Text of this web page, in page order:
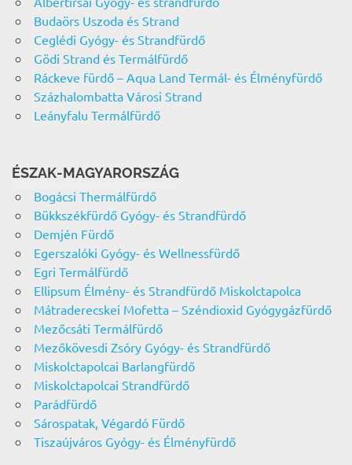
Budaörs Uszoda és Strand
Ceglédi Gyógy- és Strandfürdő
Gödi Strand és Termálfürdő
Ráckeve fürdő – Aqua Land Termál- és Élményfürdő
Százhalombatta Városi Strand
Leányfalu Termálfürdő
ÉSZAK-MAGYARORSZÁG
Bogácsi Thermálfürdő
Bükkszékfürdő Gyógy- és Strandfürdő
Demjén Fürdő
Egerszalóki Gyógy- és Wellnessfürdő
Egri Termálfürdő
Ellipsum Élmény- és Strandfürdő Miskolctapolca
Mátraderecskei Mofetta – Széndioxid Gyógygázfürdő
Mezőcsáti Termálfürdő
Mezőkövesdi Zsóry Gyógy- és Strandfürdő
Miskolctapolcai Barlangfürdő
Miskolctapolcai Strandfürdő
Parádfürdő
Sárospatak, Végardó Fürdő
Tiszaújváros Gyógy- és Élményfürdő